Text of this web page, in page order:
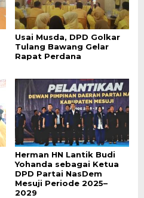
Usai Musda, DPD Golkar
Tulang Bawang Gelar
Rapat Perdana
Herman HN Lantik Budi
Yohanda sebagai Ketua
DPD Partai NasDem
Mesuji Periode 2025–
2029